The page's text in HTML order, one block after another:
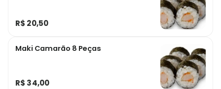
R$ 20,50
Maki Camarão 8 Peças
R$ 34,00